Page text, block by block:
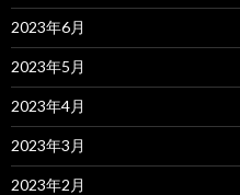
2023年6月
2023年5月
2023年4月
2023年3月
2023年2月